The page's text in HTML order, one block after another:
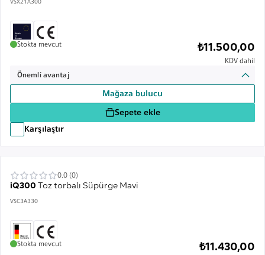
VSX21A300
Stokta mevcut ₺11.500,00
KDV dahil
Önemli avantaj
Mağaza bulucu
Sepete ekle
Karşılaştır
iQ300 Toz torbalı Süpürge Mavi
VSC3A330
0.0 (0)
Stokta mevcut ₺11.430,00